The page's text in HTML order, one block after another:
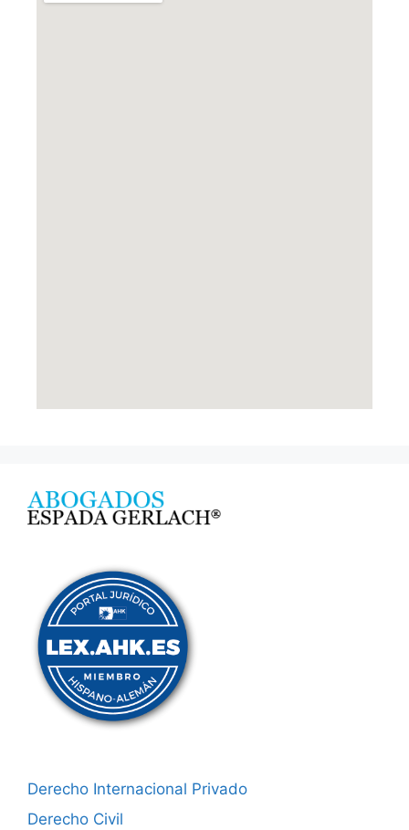
Derecho Internacional Privado
Derecho Civil